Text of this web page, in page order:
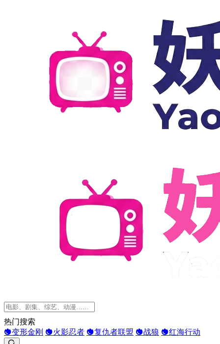
热门搜索
变形金刚
火影忍者 复仇者联盟 战狼 红海行动